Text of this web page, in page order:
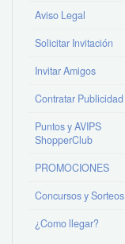
Aviso Legal
Solicitar Invitación
Invitar Amigos
Contratar Publicidad
Puntos y AVIPS
ShopperClub
PROMOCIONES
Concursos y Sorteos
¿Como llegar?